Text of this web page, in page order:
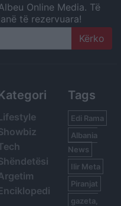
Online Media. Të
të rezervuara!
Tags
Edi Rama
Albania
News
Ilir Meta
Piranjat
gazeta,